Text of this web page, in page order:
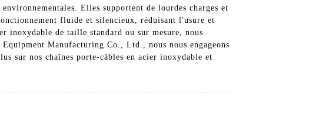
Elles supportent de lourdes charges et
fluide et silencieux, réduisant l'usure et
inoxydable de taille standard ou sur mesure, nous
Manufacturing Co., Ltd., nous nous engageons
sur nos chaînes porte-câbles en acier inoxydable et